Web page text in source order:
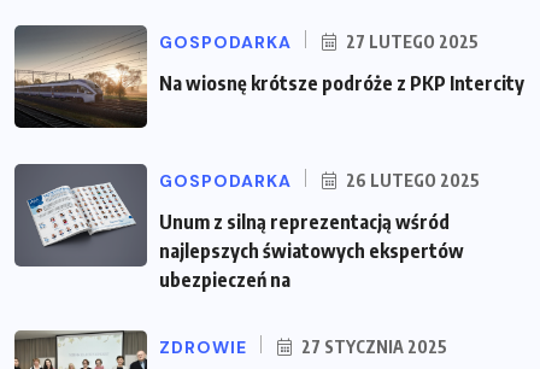
GOSPODARKA 27 LUTEGO 2025
Na wiosnę krótsze podróże z PKP Intercity
GOSPODARKA 26 LUTEGO 2025
Unum z silną reprezentacją wśród
najlepszych światowych ekspertów
ubezpieczeń na
ZDROWIE 27 STYCZNIA 2025